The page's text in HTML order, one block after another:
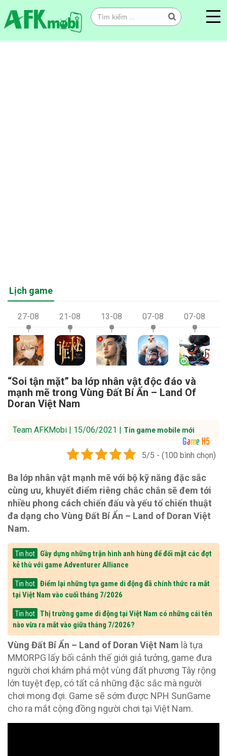
Lịch game
27-08 21-08 13-08 07-08 07-08
“Soi tận mặt” ba lớp nhân vật độc đáo và
mạnh mẽ trong Vùng Đất Bí Ẩn – Land Of
Doran Việt Nam
Team AFKMobi | 15/06/2021 | Tin game mobile mới
5/5 - (100 bình chọn)
Ba lớp nhân vật mạnh mẽ với bộ kỹ năng đặc sắc
cùng ưu, khuyết điểm riêng chắc chắn sẽ đem tới
nhiều phong cách chiến đấu và yếu tố chiến thuật
đa dạng cho Vùng Đất Bí Ẩn – Land of Doran Việt
Nam.
Tin hot
Gầy dựng những trận hình anh hùng để đối mặt các đợt
kẻ thù với game Adventurer Alliance
Tin hot
Điểm lại những tựa game di động đã chính thức ra mắt
tại Việt Nam vào cuối tháng 7/2026
Tin hot
Thị trường game di động tại Việt Nam có những cái tên
nào vừa ra mắt vào giữa tháng 7/2026?
Vùng Đất Bí Ẩn – Land of Doran Việt Nam là tựa
MMORPG lấy bối cảnh thế giới giả tưởng, game đưa
người chơi khám phá một vùng đất phương Tây rộng
lớn tuyệt đẹp, có tất cả những đặc sắc mà người
chơi mong đợi. Game sẽ sớm được NPH SunGame
cho ra mắt cộng đồng người chơi tại Việt Nam.